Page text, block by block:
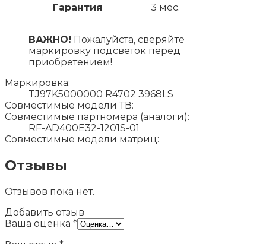
Гарантия 3 мес.
ВАЖНО! Пожалуйста, сверяйте
маркировку подсветок перед
приобретением!
Маркировка:
TJ97K5000000 R4702 3968LS
Совместимые модели ТВ:
Совместимые партномера (аналоги):
RF-AD400E32-1201S-01
Совместимые модели матриц:
Отзывы
Отзывов пока нет.
Добавить отзыв
Ваша оценка *